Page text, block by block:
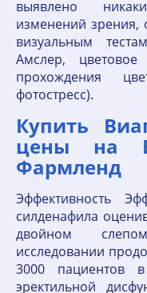
выявлено
изменений
визуальным
Амслер, цветовое
прохождения
фотостресс).
Купить
цены на
Фармленд
Эффективность
силденафила
двойном слепом
исследовании
3000
эректильной